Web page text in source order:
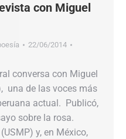
con Miguel
22/06/2014
conversa con Miguel
una de las voces más
actual. Publicó,
sobre la rosa.
y, en México,